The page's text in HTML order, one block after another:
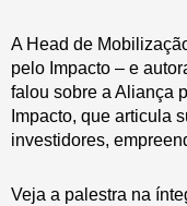
A Head de
pelo Impacto – e
falou sobre a Aliança
Impacto, que articula
investidores,
Veja a palestra na